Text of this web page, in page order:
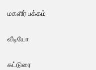
மகளிர் பக்கம்
வீடியோ
கட்டுரை